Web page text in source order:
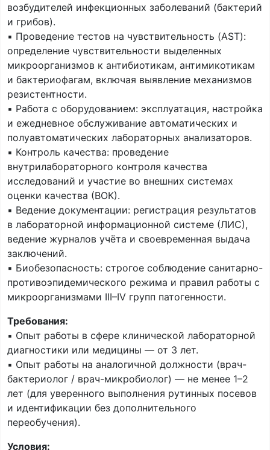
возбудителей инфекционных заболеваний (бактерий
и грибов).
▪️ Проведение тестов на чувствительность (AST):
определение чувствительности выделенных
микроорганизмов к антибиотикам, антимикотикам
и бактериофагам, включая выявление механизмов
резистентности.
▪️ Работа с оборудованием: эксплуатация, настройка
и ежедневное обслуживание автоматических и
полуавтоматических лабораторных анализаторов.
▪️ Контроль качества: проведение
внутрилабораторного контроля качества
исследований и участие во внешних системах
оценки качества (ВОК).
▪️ Ведение документации: регистрация результатов
в лабораторной информационной системе (ЛИС),
ведение журналов учёта и своевременная выдача
заключений.
▪️ Биобезопасность: строгое соблюдение санитарно-
противоэпидемического режима и правил работы с
микроорганизмами III–IV групп патогенности.
Требования:
▪️ Опыт работы в сфере клинической лабораторной
диагностики или медицины — от 3 лет.
▪️ Опыт работы на аналогичной должности (врач-
бактериолог / врач-микробиолог) — не менее 1–2
лет (для уверенного выполнения рутинных посевов
и идентификации без дополнительного
переобучения).
Условия: